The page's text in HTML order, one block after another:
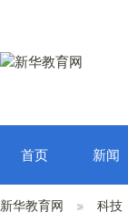
首页 新闻
新华教育网 科技